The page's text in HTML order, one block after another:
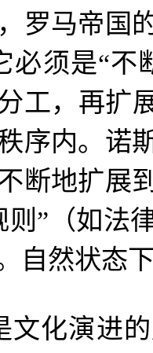
罗马帝国
必须是“不
工，再扩
序内。诺
断地扩展
” （如法
自然状态
文化演进